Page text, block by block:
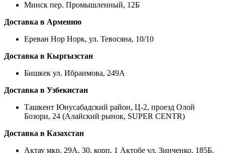
Минск пер. Промышленный, 12Б
Доставка в Армению
Ереван Нор Норк, ул. Тевосяна, 10/10
Доставка в Кыргызстан
Бишкек ул. Ибраимова, 249А
Доставка в Узбекистан
Ташкент Юнусабадский район, Ц-2, проезд Олой
Бозори, 24 (Алайский рынок, SUPER CENTR)
Доставка в Казахстан
Актау мкр. 29А, 30, корп. 1 Актобе ул. Зинченко, 185Б,